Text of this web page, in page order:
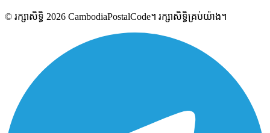
© រក្សាសិទ្ធិ 2026 CambodiaPostalCode។ រក្សាសិទ្ធិគ្រប់យ៉ាង។